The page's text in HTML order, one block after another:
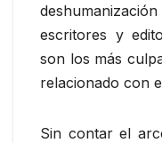
escritores y
son los más
relacionado con
Sin contar el